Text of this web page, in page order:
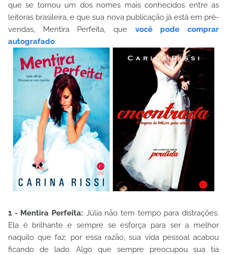
que se tornou um dos nomes mais conhecidos entre as
leitoras brasileira, e que sua nova publicação já está em pré-
vendas, Mentira Perfeita, que você pode comprar
autografado:
1 - Mentira Perfeita: Júlia não tem tempo para distrações.
Ela é brilhante e sempre se esforça para ser a melhor
naquilo que faz; por essa razão, sua vida pessoal acabou
ficando de lado. Algo que sempre preocupou sua tia